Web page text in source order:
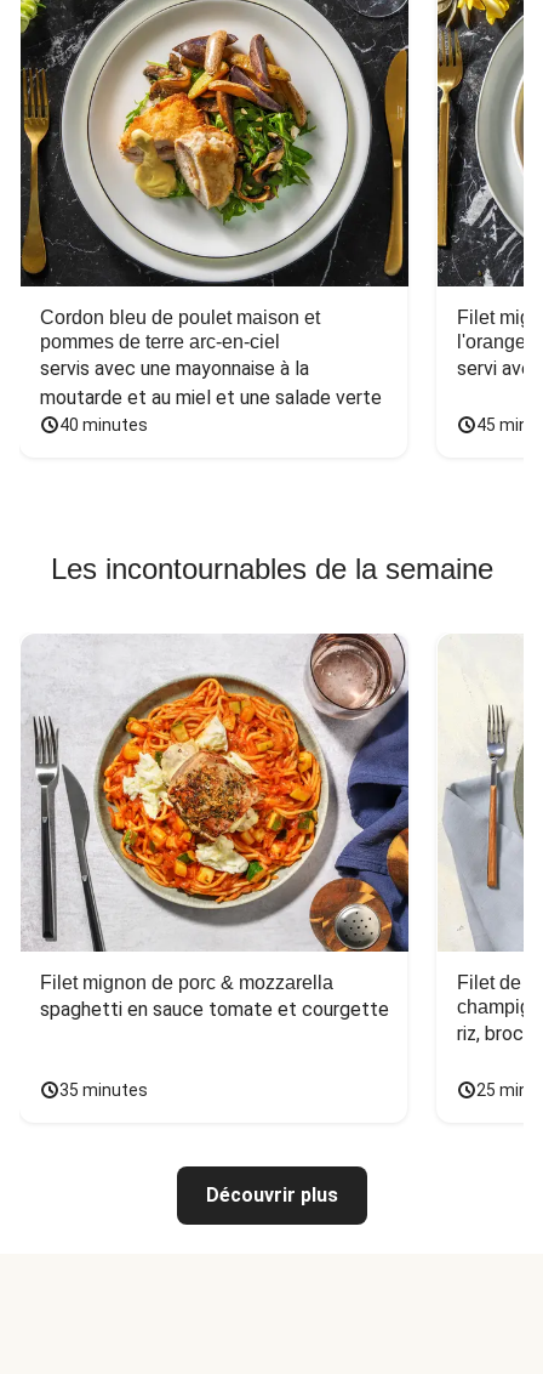
Cordon bleu de poulet maison et
pommes de terre arc-en-ciel
servis avec une mayonnaise à la
moutarde et au miel et une salade verte
40 minutes
Filet
l'orange
servi
45
Les incontournables de la semaine
Filet mignon de porc & mozzarella
spaghetti en sauce tomate et courgette
35 minutes
Filet de
riz,
25
Découvrir plus